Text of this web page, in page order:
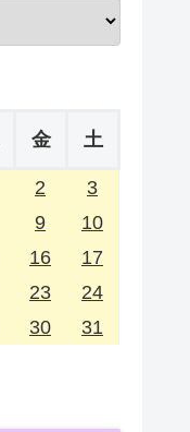
金 土
2
3
9
10
16
17
23
24
30 31